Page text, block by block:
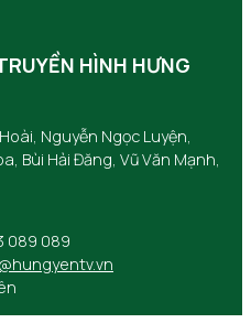
HÌNH HƯNG
Nguyễn Ngọc Luyện,
Bùi Hải Đăng, Vũ Văn Mạnh,
089 089